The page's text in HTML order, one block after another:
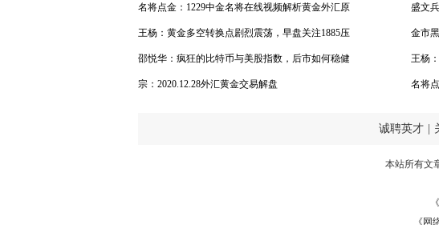
名将点金：1229中金名将在线视频解析黄金外汇原
油
王杨：黄金多空转换点剧烈震荡，早盘关注1885压
力！
邵悦华：疯狂的比特币与美股指数，后市如何稳健
把握
宗：2020.12.28外汇黄金交易解盘
升
盛文
域多
金市
王杨
力！
名将
诚聘英才
本站所有文
《电
《